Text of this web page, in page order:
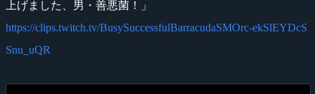
上げました、男・善悪菌！」
https://clips.twitch.tv/BusySuccessfulBarracudaSMOrc-ekSlEYDcS
Snu_uQR